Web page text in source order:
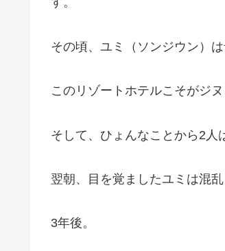
その頃、ユミ（ソンジウン）
このリゾートホテルこそがジ
そして、ひょんなことから2人
翌朝、目を覚ましたユミは混
3年後。